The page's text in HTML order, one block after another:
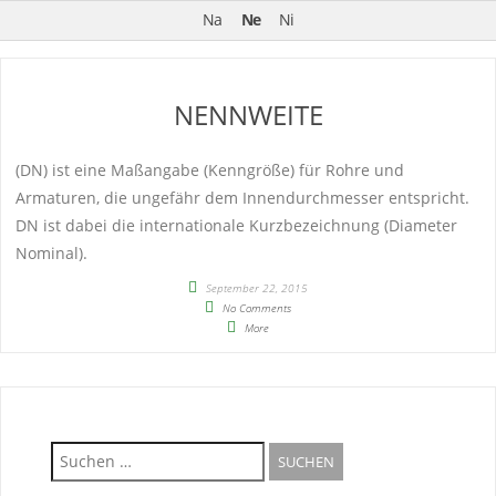
Na
Ne Ni
NENNWEITE
(DN) ist eine Maßangabe (Kenngröße) für Rohre und
Armaturen, die ungefähr dem Innendurchmesser entspricht.
DN ist dabei die internationale Kurzbezeichnung (Diameter
Nominal).
September 22, 2015
No Comments
More
Suche
nach: